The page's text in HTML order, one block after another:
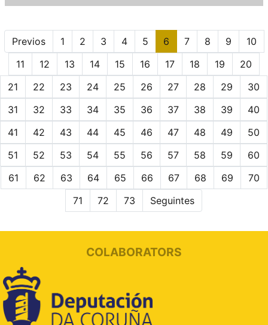
Previos 1 2 3 4 5 6 7 8 9
10
11
12 13 14 15 16 17 18 19
20
21
22 23 24 25 26 27 28 29
30
31
32 33 34 35 36 37 38 39
40
41
42 43 44 45 46 47 48 49
50
51
52 53 54 55 56 57 58 59
60
61
62 63 64 65 66 67 68 69
70
71
72 73 Seguintes
COLABORATORS